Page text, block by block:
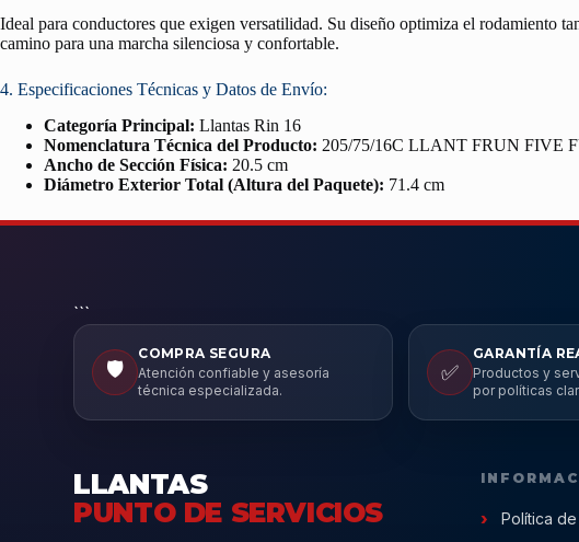
Ideal para conductores que exigen versatilidad. Su diseño optimiza el rodamiento
camino para una marcha silenciosa y confortable.
4. Especificaciones Técnicas y Datos de Envío:
Categoría Principal: Llantas Rin 16
Nomenclatura Técnica del Producto: 205/75/16C LLANT FRUN FIVE
Ancho de Sección Física: 20.5 cm
Diámetro Exterior Total (Altura del Paquete): 71.4 cm
```
🛡️
COMPRA SEGURA
Atención confiable y asesoría
técnica especializada.
✅
GARANTÍA
Productos y
por políticas
LLANTAS
PUNTO DE SERVICIOS
Política